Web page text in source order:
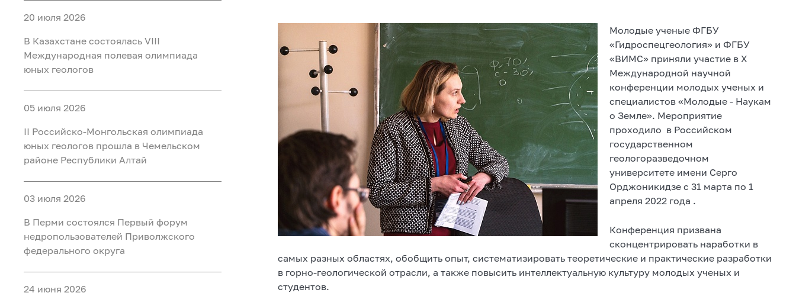
20 июля 2026
В Казахстане состоялась VIII
Международная полевая олимпиада
юных геологов
05 июля 2026
II Российско‑Монгольская олимпиада
юных геологов прошла в Чемельском
районе Республики Алтай
03 июля 2026
В Перми состоялся Первый форум
недропользователей Приволжского
федерального округа
24 июня 2026
Молодые ученые ФГБУ
«Гидроспецгеология» и ФГБУ
«ВИМС» приняли участие в X
Международной научной
конференции молодых ученых и
специалистов «Молодые - Наукам
о Земле». Мероприятие
проходило в Российском
государственном
геологоразведочном
университете имени Серго
Орджоникидзе с 31 марта по 1
апреля 2022 года .
Конференция призвана
сконцентрировать наработки в
самых разных областях, обобщить опыт, систематизировать теоретические и практические разработки
в горно-геологической отрасли, а также повысить интеллектуальную культуру молодых ученых и
студентов.